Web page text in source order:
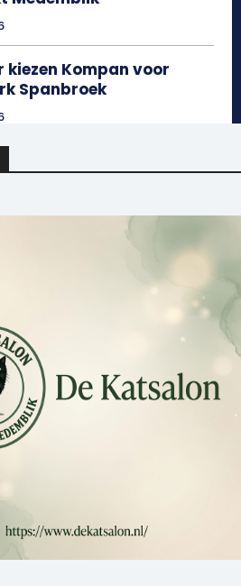
kiezen Kompan voor
Spanbroek